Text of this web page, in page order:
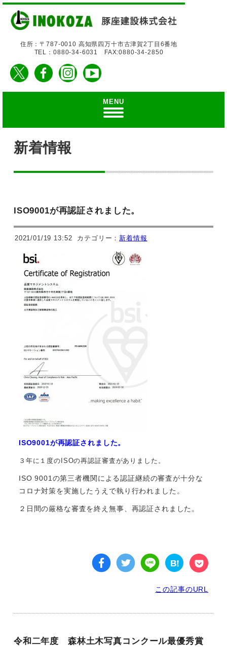
住所：〒787-0010 高知県四万十市古津賀2丁目6番地
TEL：0880-34-6031 FAX:0880-34-2850
MENU
新着情報
ISO9001が再認証されました。
2021/01/19 13:52 カテゴリー： 新着情報
ISO9001が再認証されました。
３年に１度のISOの再認証審査がありました。
ISO 9001の第三者機関による認証継続の審査が十分な
コロナ対策を実施したうえで執り行われました。
２日間の厳格な審査を終え無事、再認証されました。
この記事のURL
令和二年度 森林土木写真コンクール最優秀賞